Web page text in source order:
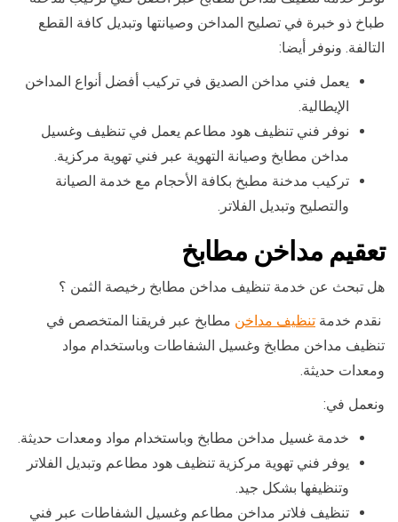
طباخ ذو خبرة في تصليح المداخن وصيانتها وتبديل كافة القطع
التالفة. ونوفر أيضا:
يعمل فني مداخن الصديق في تركيب أفضل أنواع المداخن
الإيطالية.
نوفر فني تنظيف هود مطاعم يعمل في تنظيف وغسيل
مداخن مطابخ وصيانة التهوية عبر فني تهوية مركزية.
تركيب مدخنة مطبخ بكافة الأحجام مع خدمة الصيانة
والتصليح وتبديل الفلاتر.
تعقيم مداخن مطابخ
هل تبحث عن خدمة تنظيف مداخن مطابخ رخيصة الثمن ؟
نقدم خدمة تنظيف مداخن مطابخ عبر فريقنا المتخصص في
تنظيف مداخن مطابخ وغسيل الشفاطات وباستخدام مواد
ومعدات حديثة.
ونعمل في:
خدمة غسيل مداخن مطابخ وباستخدام مواد ومعدات حديثة.
يوفر فني تهوية مركزية تنظيف هود مطاعم وتبديل الفلاتر
وتنظيفها بشكل جيد.
تنظيف فلاتر مداخن مطاعم وغسيل الشفاطات عبر فني